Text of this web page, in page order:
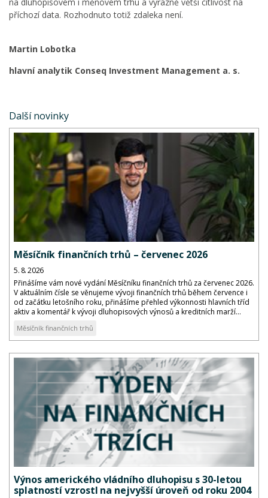
příchozí data. Rozhodnuto totiž zdaleka není.
Martin Lobotka
hlavní analytik Conseq Investment Management a. s.
Další novinky
Měsíčník finančních trhů – červenec 2026
5. 8. 2026
Přinášíme vám nové vydání Měsíčníku finančních trhů za červenec 2026.
V aktuálním čísle se věnujeme vývoji finančních trhů během července i
od začátku letošního roku, přinášíme přehled výkonnosti hlavních tříd
aktiv a komentář k vývoji dluhopisových výnosů a kreditních marží...
Měsíčník finančních trhů
Výnos amerického vládního dluhopisu s 30-letou
splatností vzrostl na nejvyšší úroveň od roku 2004